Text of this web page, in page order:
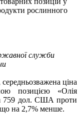
рослинного
служби
ціна
позицією «Олія
759 дол. США проти
що на 2,7% менше.